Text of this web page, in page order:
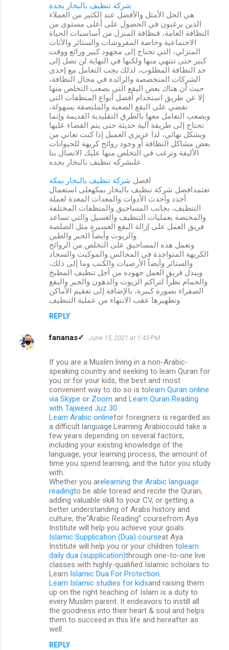
شركة تنظيف بالبخار بجدة
هي الحل الأمثل والأفضل عند الكثير من العملاء
الذين يرغبون في الحصول على أعلى مستوى من
النظافة العامة، فنظافة المنزل من أساسيات الحياة
الاجتماعية وخاصة المفروشات والستائر والأثاث
المنزلي، التي تحتاج إلى مجهود كبير ورائع ووقت
كبير حتى تنتهي منها ولكنها في النهاية لن تصل إلى
حد النظافة المطلوب، لذلك يجب التعامل مع إحدى
الشركات المتخصصة والرائدة في مجال النظافة،
حيث أن هناك بعض البقع التي يصعب التخلص منها
إلا عن طريق استخدام أفضل أنواع المنظفات التي
تقضي على البقع الصعبة والملتصقة بسهولة،
ويصعب التعامل معها بالطرق التقليدية القديمة وإنما
تحتاج إلى طريقة آلية حديثة حتى يتم القضاء عليها
وبشكل نهائي، لذا عزيزي العميل إذا كنت تعاني من
بعض مشاكل النظافة أو وجود روائح كريهة للحيوانات
الأليفة وترغب في التخلص منها عليك الاتصال بنا
افضل شركة تنظيف بالبخار بمكة
تعتمدافضل شركة تنظيف بالبخار بمكهعلى استعمال
أجدد وأحدث الأدوات والمعدات المعدة لعملة
التنظيف، بجانب المساحيق والمنظفات المختلفة
والمختصة بعمليات التنظيف والغسيل والتي تساعد
فريق العمل على إزالة البقع العسيرة مثل الصلصة
وتعمل هذه المساحيق على التخلص من الروائح
الكريهة المتواجدة في المجالس والموكيت والسجاد
والستائر وأيضاً الأرضيات والكنب وما إلى ذلك،
ويبذل فريق العمل جهوده من أجل تنظيف المطبخ
والحمام نظراً لتراكم الزيوت والدهون والجير والبقع
الصفراء بصورة كبيرة، بالإضافة إلى تعقيم الأماكن
REPLY
fananas✓ June 15, 2021 at 1:43 PM
If you are a Muslim living in a non-Arabic-
speaking country and seeking to learn Quran for
you or for your kids, the best and most
convenient way to do so is tolearn Quran online
via Skype or Zoom and Learn Quran Reading
with Tajweed Juz 30
Learn Arabic onlinefor foreigners is regarded as
a difficult language.Learning Arabiccould take a
few years depending on several factors,
including your existing knowledge of the
language, your learning process, the amount of
time you spend learning, and the tutor you study
with.
Whether you arelearning the Arabic language
readingto be able toread and recite the Quran,
adding valuable skill to your CV, or getting a
better understanding of Arabs history and
culture, the“Arabic Reading” coursefrom Aya
Institute will help you achieve your goals.
Islamic Supplication (Dua) courseat Aya
Institute will help you or your children tolearn
daily dua (supplication)through one-to-one live
classes with highly-qualified Islamic scholars to
Learn Islamic Dua For Protection
Learn Islamic studies for kidsand raising them
up on the right teaching of Islam is a duty to
every Muslim parent. It endeavors to instill all
the goodness into their heart & soul and helps
them to succeed in this life and hereafter as
well.
REPLY